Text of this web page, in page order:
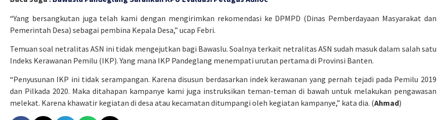
“Yang bersangkutan juga telah kami dengan mengirimkan rekomendasi ke DPMPD (Dinas Pemberdayaan Masyarakat dan
Pemerintah Desa) sebagai pembina Kepala Desa,” ucap Febri.
Temuan soal netralitas ASN ini tidak mengejutkan bagi Bawaslu. Soalnya terkait netralitas ASN sudah masuk dalam salah satu
Indeks Kerawanan Pemilu (IKP). Yang mana IKP Pandeglang menempati urutan pertama di Provinsi Banten.
“Penyusunan IKP ini tidak serampangan. Karena disusun berdasarkan indek kerawanan yang pernah tejadi pada Pemilu 2019
dan Pilkada 2020. Maka ditahapan kampanye kami juga instruksikan teman-teman di bawah untuk melakukan pengawasan
melekat. Karena khawatir kegiatan di desa atau kecamatan ditumpangi oleh kegiatan kampanye,” kata dia. (Ahmad)